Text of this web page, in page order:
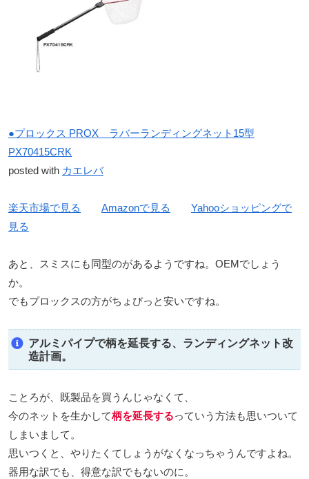
●プロックス PROX ラバーランディングネット15型
PX70415CRK
posted with カエレバ
楽天市場で見る Amazonで見る
Yahooショッピングで
見る
あと、スミスにも同型のがあるようですね。OEMでしょう
か。
でもプロックスの方がちょびっと安いですね。
アルミパイプで柄を延長する、ランディングネット改
造計画。
ことろが、既製品を買うんじゃなくて、
今のネットを生かして柄を延長するっていう方法も思いついて
しまいまして。
思いつくと、やりたくてしょうがなくなっちゃうんですよね。
器用な訳でも、得意な訳でもないのに。